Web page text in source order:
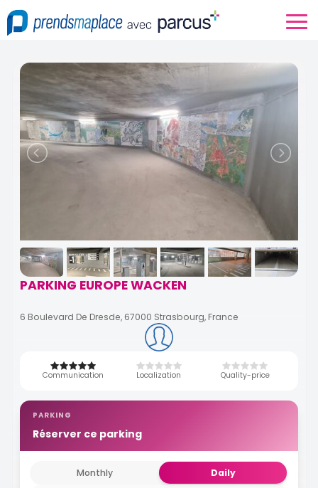
PARKING EUROPE WACKEN
6 Boulevard De Dresde, 67000 Strasbourg, France
Communication Localization Quality-price
PARKING
Réserver ce parking
Monthly
Daily